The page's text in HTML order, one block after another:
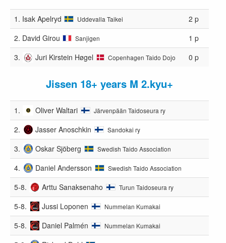
1. Isak Apelryd Uddevalla Taikei
2 p
2. David Girou Sanjigen
1 p
3.
Juri Kirstein Høgel Copenhagen Taido Dojo 0 p
Jissen 18+ years M 2.kyu+
1. Oliver Waltari Järvenpään Taidoseura ry
2. Jasser Anoschkin Sandokai ry
3. Oskar Sjöberg Swedish Taido Association
4. Daniel Andersson Swedish Taido Association
5-8. Arttu Sanaksenaho Turun Taidoseura ry
5-8. Jussi Loponen Nummelan Kumakai
5-8. Daniel Palmén Nummelan Kumakai